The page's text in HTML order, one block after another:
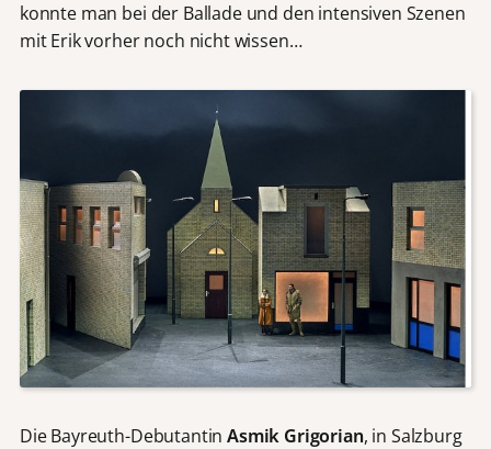
konnte man bei der Ballade und den intensiven Szenen
mit Erik vorher noch nicht wissen…
Die Bayreuth-DebutantinAsmik Grigorian, in Salzburg